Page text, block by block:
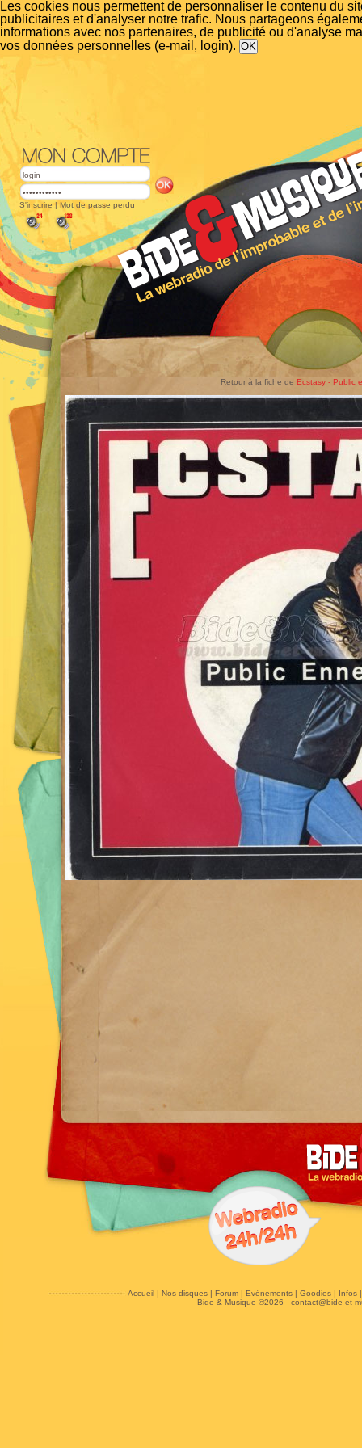
Les cookies nous permettent de personnaliser le contenu du
publicitaires et d'analyser notre trafic. Nous partageons
informations avec nos partenaires, de publicité ou d'analyse
vos données personnelles (e-mail, login).
S'inscrire | Mot de passe perdu
Retour à la fiche de Ecstasy - Public
Accueil| Nos disques| Forum| Evénements| Goodies| Infos
Bide & Musique ©2026 - contact@bide-et-